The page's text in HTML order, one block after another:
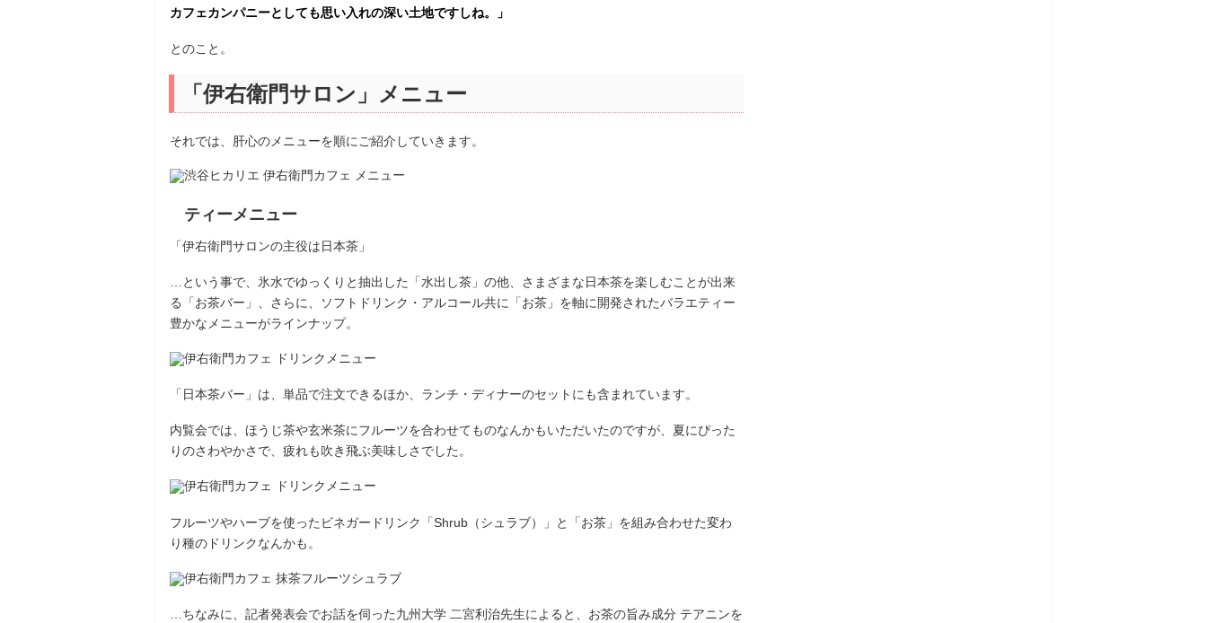
カフェカンパニーとしても思い入れの深い土地ですしね。」
とのこと。
「伊右衛門サロン」メニュー
それでは、肝心のメニューを順にご紹介していきます。
ティーメニュー
「伊右衛門サロンの主役は日本茶」
…という事で、氷水でゆっくりと抽出した「水出し茶」の他、さまざまな日本茶を楽しむことが出来
る「お茶バー」、さらに、ソフトドリンク・アルコール共に「お茶」を軸に開発されたバラエティー
豊かなメニューがラインナップ。
「日本茶バー」は、単品で注文できるほか、ランチ・ディナーのセットにも含まれています。
内覧会では、ほうじ茶や玄米茶にフルーツを合わせてものなんかもいただいたのですが、夏にぴった
りのさわやかさで、疲れも吹き飛ぶ美味しさでした。
フルーツやハーブを使ったビネガードリンク「Shrub（シュラブ）」と「お茶」を組み合わせた変わ
り種のドリンクなんかも。
…ちなみに、記者発表会でお話を伺った九州大学 二宮利治先生によると、お茶の旨み成分 テアニンを